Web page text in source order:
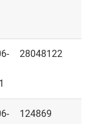
28048122
124869